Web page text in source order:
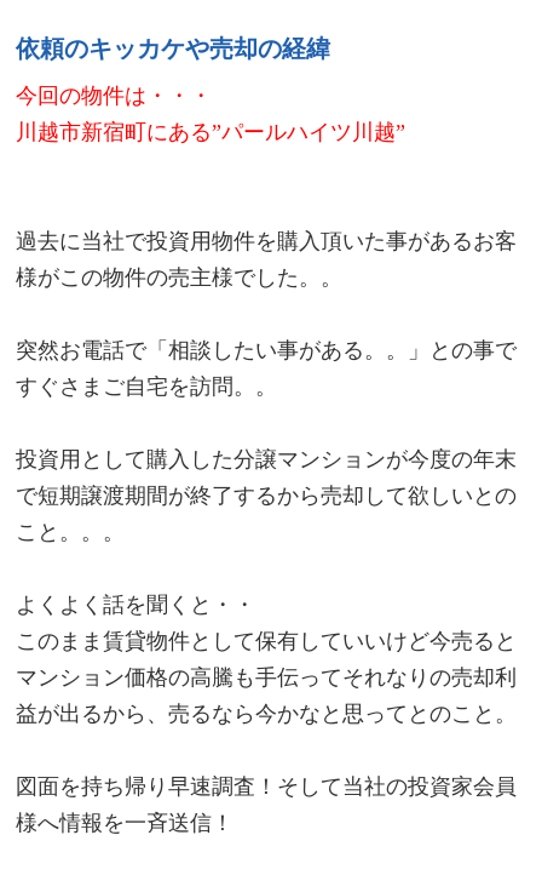
依頼のキッカケや売却の経緯
今回の物件は・・・
川越市新宿町にある”パールハイツ川越”
過去に当社で投資用物件を購入頂いた事があるお客
様がこの物件の売主様でした。。
突然お電話で「相談したい事がある。。」との事で
すぐさまご自宅を訪問。。
投資用として購入した分譲マンションが今度の年末
で短期譲渡期間が終了するから売却して欲しいとの
こと。。。
よくよく話を聞くと・・
このまま賃貸物件として保有していいけど今売ると
マンション価格の高騰も手伝ってそれなりの売却利
益が出るから、売るなら今かなと思ってとのこと。
図面を持ち帰り早速調査！そして当社の投資家会員
様へ情報を一斉送信！